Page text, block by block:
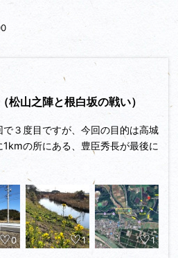
南下し、山田有信と島津家久が籠
真①②③）。ここで3カ月経って
せん。それどころか宗麟はムジカ
行きました。宗麟は理想郷が完成す
う牽制するだけで、本気で戦をす
せん。そんな主君に家臣たちはい
原紹忍（宗麟の正妻奈多夫人の
周や佐伯宗天などの重臣との間で、
いました。もはや大友軍はまとまり
べく当主の島津義久を総大将とす
到着します。そして島津軍は坂を
めて来ました。ここで大友軍が応
ると（写真⑥）、島津軍はなぜか
に引いて行きます。「島津軍など
山之陣と根白坂の戦い）
３度目ですが、今回の目的は高城
の所にある、豊臣秀長が最後に
松山之陣跡）」です。
に乗り30分、終点「木城温泉館
前に松山が見えました（写真①の
いです。な～んだ楽勝じゃないか
0 1 1